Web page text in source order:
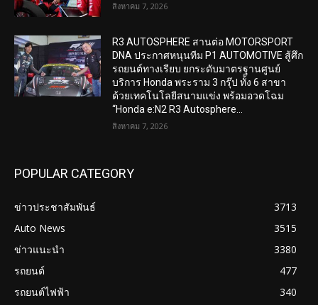
สิงหาคม 7, 2026
R3 AUTOSPHERE สานต่อ MOTORSPORT
DNA ประกาศหนุนทีม P1 AUTOMOTIVE สู้ศึก
รถยนต์ทางเรียบ ยกระดับมาตรฐานศูนย์
บริการ Honda พระราม 3 กรุ๊ป ทั้ง 6 สาขา
ด้วยเทคโนโลยีสนามแข่ง พร้อมอวดโฉม
“Honda e:N2 R3 Autosphere...
สิงหาคม 7, 2026
POPULAR CATEGORY
ข่าวประชาสัมพันธ์
3713
Auto News
3515
ข่าวแนะนำ
3380
รถยนต์
477
รถยนต์ไฟฟ้า
340